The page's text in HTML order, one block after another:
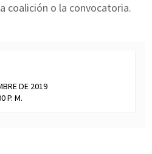
coalición o la convocatoria.
DE 2019
P. M.